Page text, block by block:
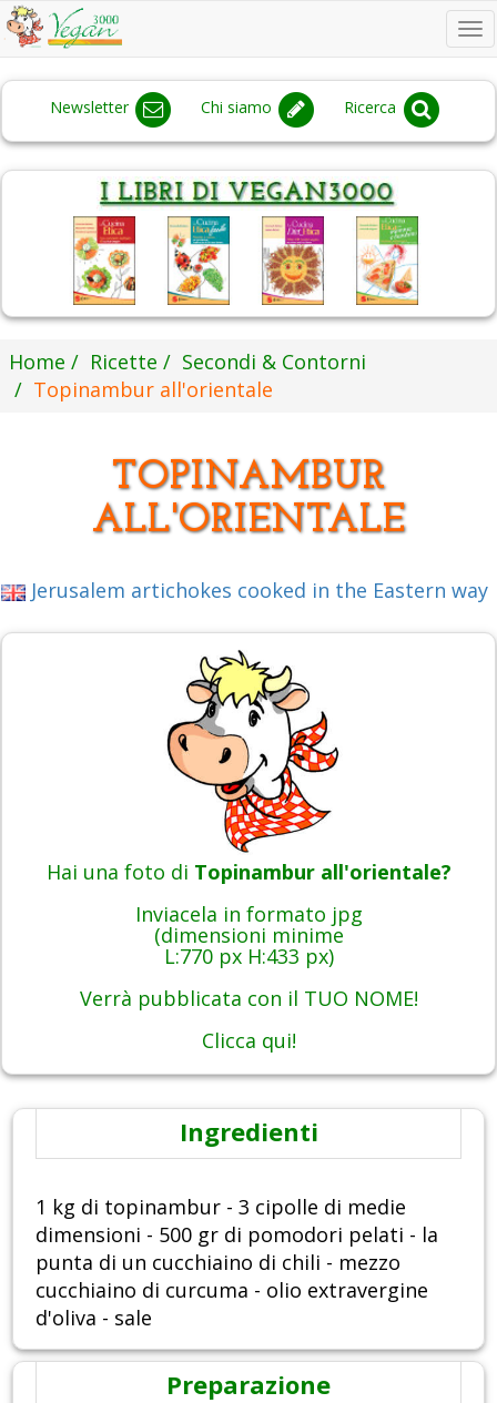
Newsletter Chi siamo Ricerca
Home Ricette
Secondi & Contorni
Topinambur all'orientale
TOPINAMBUR
ALL'ORIENTALE
Jerusalem artichokes cooked in the Eastern way
Hai una foto di Topinambur all'orientale?
Inviacela in formato jpg
(dimensioni minime
L:770 px H:433 px)
Verrà pubblicata con il TUO NOME!
Clicca qui!
Ingredienti
1 kg di topinambur - 3 cipolle di medie
dimensioni - 500 gr di pomodori pelati - la
punta di un cucchiaino di chili - mezzo
cucchiaino di curcuma - olio extravergine
d'oliva - sale
Preparazione